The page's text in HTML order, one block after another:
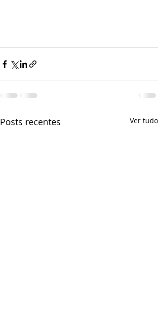
Posts recentes Ver tudo